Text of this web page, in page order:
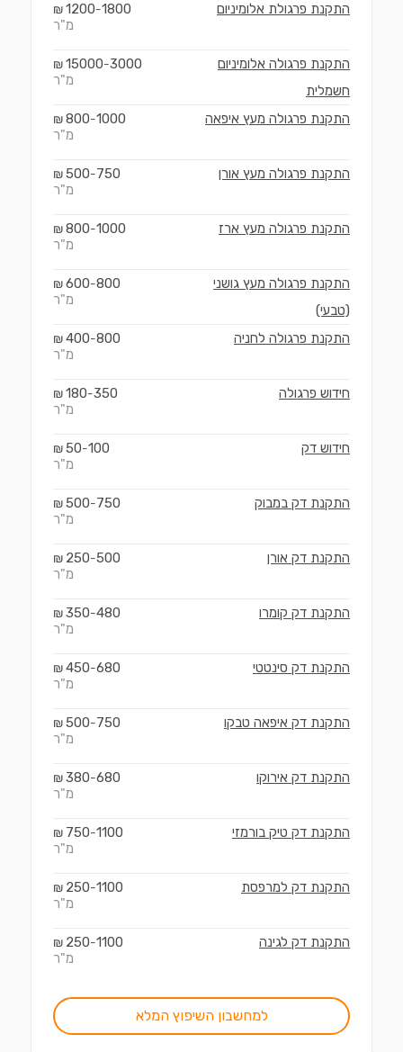
התקנת פרגולת אלומיניום 1200-1800
₪
מ"ר
התקנת פרגולה אלומיניום
חשמלית
15000-3000
₪
מ"ר
התקנת פרגולה מעץ איפאה 800-1000
₪
מ"ר
התקנת פרגולה מעץ אורן 500-750
₪
מ"ר
התקנת פרגולה מעץ ארז 800-1000
₪
מ"ר
התקנת פרגולה מעץ גושני
(טבעי)
600-800
₪
מ"ר
התקנת פרגולה לחניה 400-800
₪
מ"ר
חידוש פרגולה 180-350
₪
מ"ר
חידוש דק 50-100
₪
מ"ר
התקנת דק במבוק 500-750
₪
מ"ר
התקנת דק אורן 250-500
₪
מ"ר
התקנת דק קומרו 350-480
₪
מ"ר
התקנת דק סינטטי 450-680
₪
מ"ר
התקנת דק איפאה טבקו 500-750
₪
מ"ר
התקנת דק אירוקו 380-680
₪
מ"ר
התקנת דק טיק בורמזי 750-1100
₪
מ"ר
התקנת דק למרפסת 250-1100
₪
מ"ר
התקנת דק לגינה 250-1100
₪
מ"ר
למחשבון השיפוץ המלא